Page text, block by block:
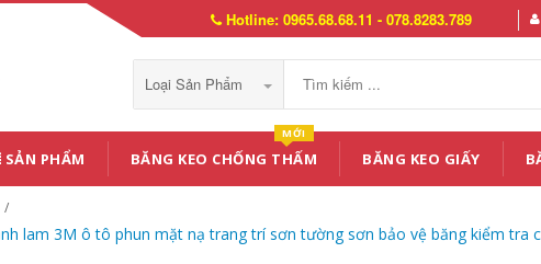
Hotline: 0965.68.68.11 - 078.8283.789
Loại Sản Phẩm
SẢN PHẨM BĂNG KEO CHỐNG THẤM
MỚI
BĂNG KEO GIẤY
lam 3M ô tô phun mặt nạ trang trí sơn tường sơn bảo vệ băng kiểm tra